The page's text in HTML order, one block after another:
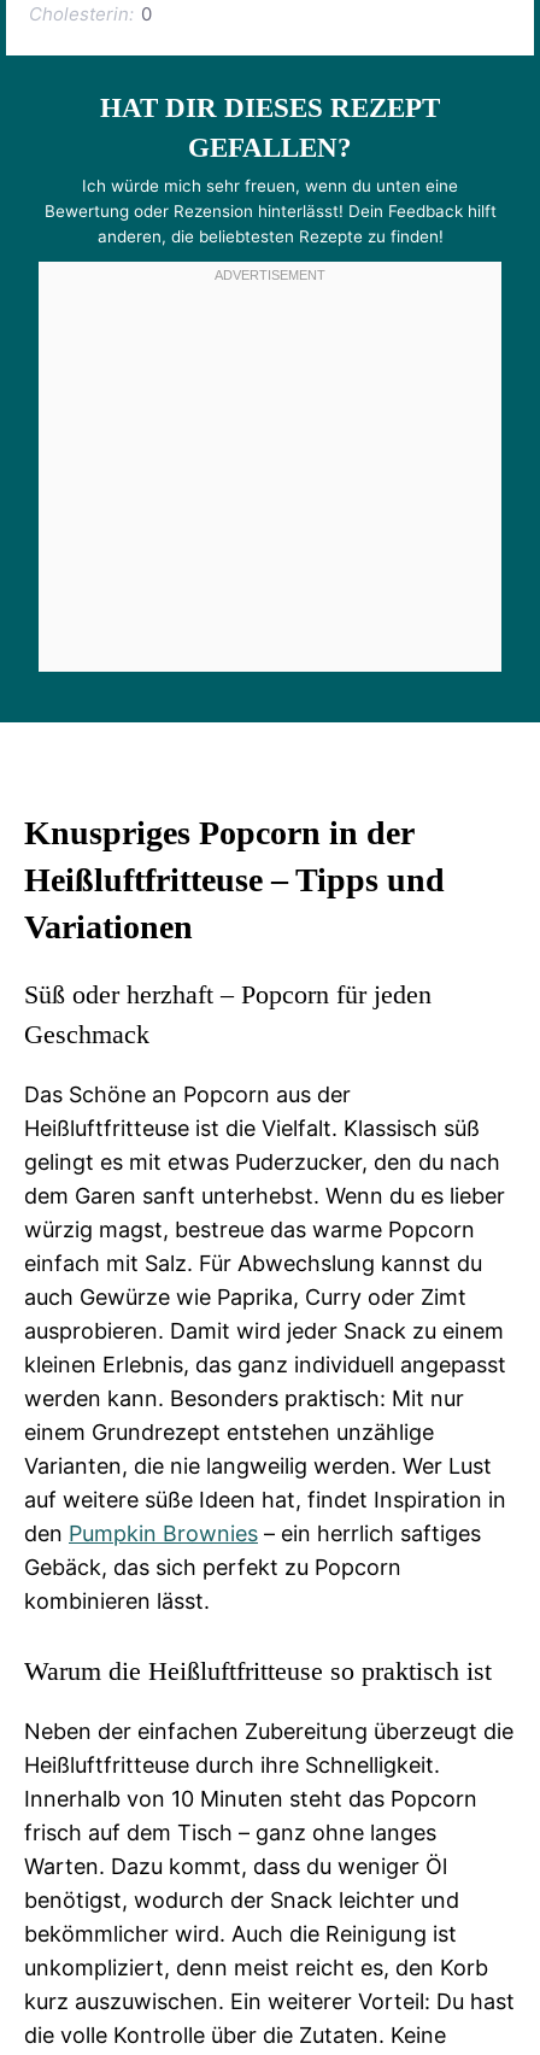
Cholesterin: 0
HAT DIR DIESES REZEPT
GEFALLEN?
Ich würde mich sehr freuen, wenn du unten eine
Bewertung oder Rezension hinterlässt! Dein Feedback hilft
anderen, die beliebtesten Rezepte zu finden!
Knuspriges Popcorn in der
Heißluftfritteuse – Tipps und
Variationen
Süß oder herzhaft – Popcorn für jeden
Geschmack
Das Schöne an Popcorn aus der
Heißluftfritteuse ist die Vielfalt. Klassisch süß
gelingt es mit etwas Puderzucker, den du nach
dem Garen sanft unterhebst. Wenn du es lieber
würzig magst, bestreue das warme Popcorn
einfach mit Salz. Für Abwechslung kannst du
auch Gewürze wie Paprika, Curry oder Zimt
ausprobieren. Damit wird jeder Snack zu einem
kleinen Erlebnis, das ganz individuell angepasst
werden kann. Besonders praktisch: Mit nur
einem Grundrezept entstehen unzählige
Varianten, die nie langweilig werden. Wer Lust
auf weitere süße Ideen hat, findet Inspiration in
den Pumpkin Brownies – ein herrlich saftiges
Gebäck, das sich perfekt zu Popcorn
kombinieren lässt.
Warum die Heißluftfritteuse so praktisch ist
Neben der einfachen Zubereitung überzeugt die
Heißluftfritteuse durch ihre Schnelligkeit.
Innerhalb von 10 Minuten steht das Popcorn
frisch auf dem Tisch – ganz ohne langes
Warten. Dazu kommt, dass du weniger Öl
benötigst, wodurch der Snack leichter und
bekömmlicher wird. Auch die Reinigung ist
unkompliziert, denn meist reicht es, den Korb
kurz auszuwischen. Ein weiterer Vorteil: Du hast
die volle Kontrolle über die Zutaten. Keine